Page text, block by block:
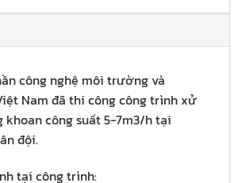
công nghệ môi trường và
Nam đã thi công công trình xử
công suất 5-7m3/h tại
đội.
tại công trình: